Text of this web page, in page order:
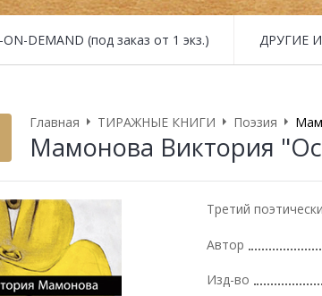
ON-DEMAND (под заказ от 1 экз.) ДРУГИЕ
Главная ТИРАЖНЫЕ КНИГИ Поэзия
Мамонова Виктория
Третий
Автор
Изд-во